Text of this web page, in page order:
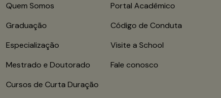
Quem Somos
Graduação
Especialização
Mestrado e Doutorado
Cursos de Curta Duração
Portal Acadêmico
Código de Conduta
Visite a School
Fale conosco